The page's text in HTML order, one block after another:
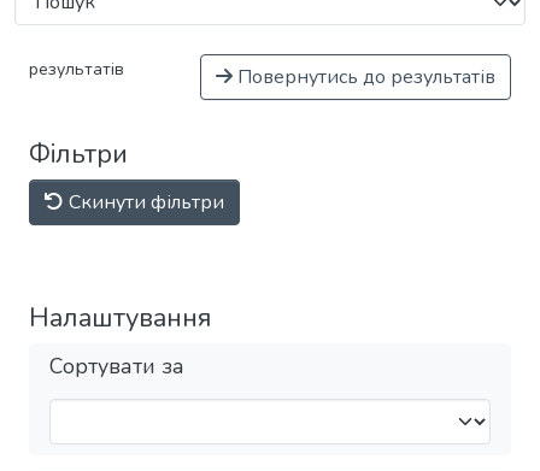
результатів Повернутись до результатів
Фільтри
Скинути фільтри
Налаштування
Сортувати за